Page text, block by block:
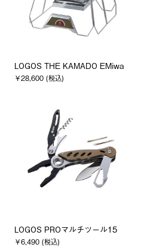
LOGOS THE KAMADO EMiwa
￥28,600 (税込)
LOGOS PROマルチツール15
￥6,490 (税込)